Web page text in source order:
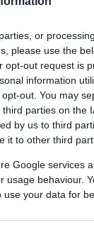
or
please use the
opt-out request is
information
out. You may
parties on the
by us to third
it to other third
Google services
usage behaviour.
your data for